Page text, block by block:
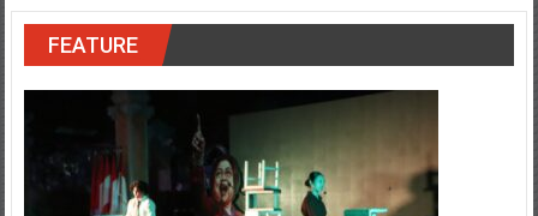
FEATURE